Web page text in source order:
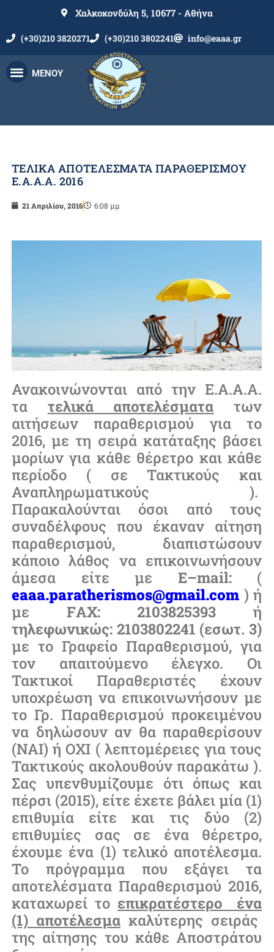
Χαλκοκονδύλη 5, 10677 - Αθήνα
(+30)210 3820271 (+30)210 3802241 info@eaaa.gr
ΜΕΝΟΥ
ΤΕΛΙΚΑ ΑΠΟΤΕΛΕΣΜΑΤΑ ΠΑΡΑΘΕΡΙΣΜΟΥ
Ε.Α.Α.Α. 2016
21 Απριλίου, 2016 6:08 μμ
Ανακοινώνονται από την Ε.Α.Α.Α.
τα τελικά αποτελέσματα των
αιτήσεων παραθερισμού για το
2016, με τη σειρά κατάταξης βάσει
μορίων για κάθε θέρετρο και κάθε
περίοδο ( σε Τακτικούς και
Αναπληρωματικούς ).
Παρακαλούνται όσοι από τους
συναδέλφους που έκαναν αίτηση
παραθερισμού, διαπιστώσουν
κάποιο λάθος να επικοινωνήσουν
άμεσα είτε με E–mail:(
eaaa.paratherismos@gmail.com ) ή
με FΑΧ: 2103825393 ή
τηλεφωνικώς: 2103802241 (εσωτ. 3)
με το Γραφείο Παραθερισμού, για
τον απαιτούμενο έλεγχο. Οι
Τακτικοί Παραθεριστές έχουν
υποχρέωση να επικοινωνήσουν με
το Γρ. Παραθερισμού προκειμένου
να δηλώσουν αν θα παραθερίσουν
(ΝΑΙ) ή ΟΧΙ ( λεπτομέρειες για τους
Τακτικούς ακολουθούν παρακάτω ).
Σας υπενθυμίζουμε ότι όπως και
πέρσι (2015), είτε έχετε βάλει μία (1)
επιθυμία είτε και τις δύο (2)
επιθυμίες σας σε ένα θέρετρο,
έχουμε ένα (1) τελικό αποτέλεσμα.
Το πρόγραμμα που εξάγει τα
αποτελέσματα Παραθερισμού 2016,
καταχωρεί το επικρατέστερο ένα
(1) αποτέλεσμα καλύτερης σειράς
της αίτησης του κάθε Αποστράτου